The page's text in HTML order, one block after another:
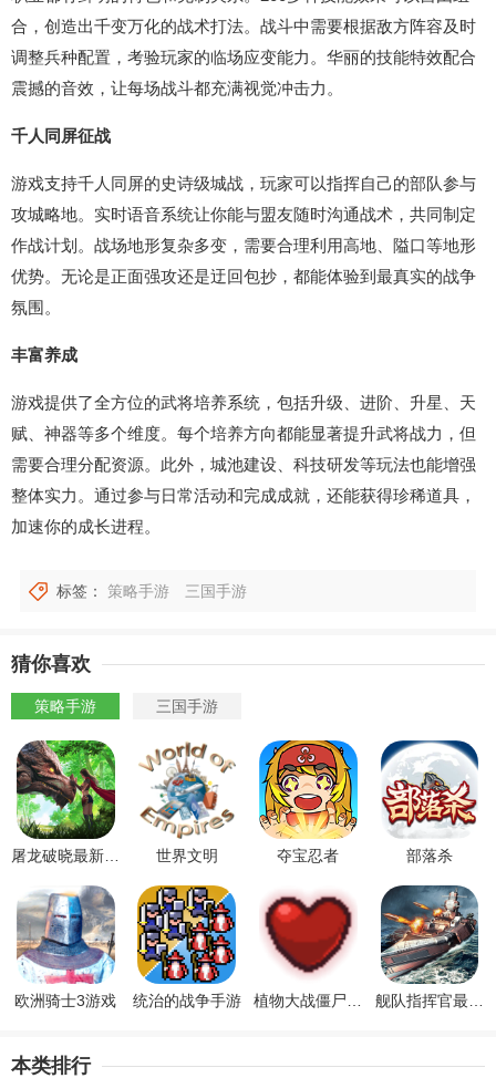
合，创造出千变万化的战术打法。战斗中需要根据敌方阵容及时
调整兵种配置，考验玩家的临场应变能力。华丽的技能特效配合
震撼的音效，让每场战斗都充满视觉冲击力。
千人同屏征战
游戏支持千人同屏的史诗级城战，玩家可以指挥自己的部队参与
攻城略地。实时语音系统让你能与盟友随时沟通战术，共同制定
作战计划。战场地形复杂多变，需要合理利用高地、隘口等地形
优势。无论是正面强攻还是迂回包抄，都能体验到最真实的战争
氛围。
丰富养成
游戏提供了全方位的武将培养系统，包括升级、进阶、升星、天
赋、神器等多个维度。每个培养方向都能显著提升武将战力，但
需要合理分配资源。此外，城池建设、科技研发等玩法也能增强
整体实力。通过参与日常活动和完成成就，还能获得珍稀道具，
加速你的成长进程。
标签： 策略手游 三国手游
猜你喜欢
策略手游 三国手游
世界文明 夺宝忍者 部落杀
欧洲骑士3游戏 统治的战争手游 舰队指挥官最新版2024
本类排行